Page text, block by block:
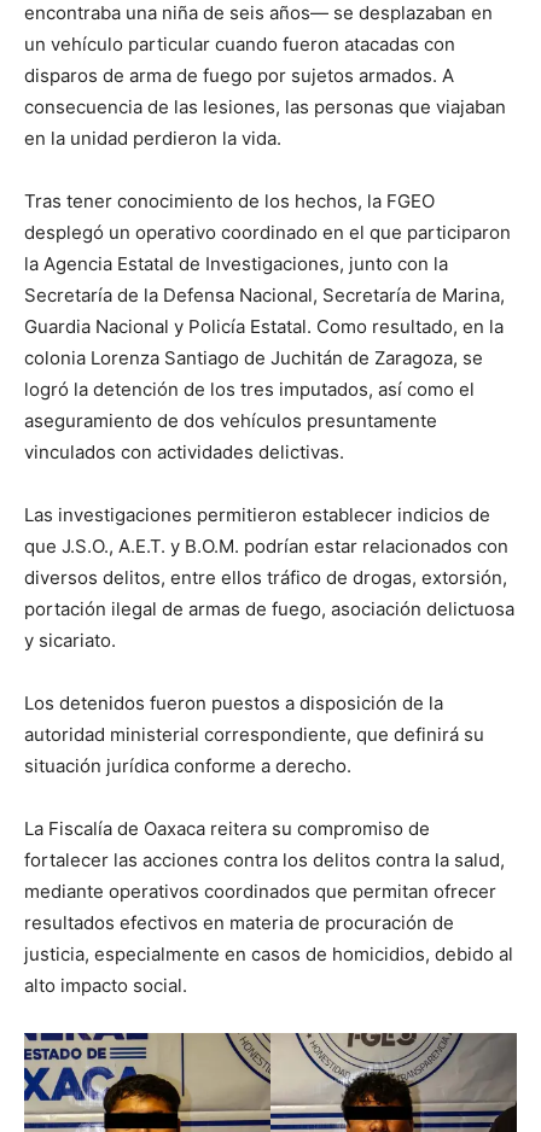
encontraba una niña de seis años— se desplazaban en
un vehículo particular cuando fueron atacadas con
disparos de arma de fuego por sujetos armados. A
consecuencia de las lesiones, las personas que viajaban
en la unidad perdieron la vida.
Tras tener conocimiento de los hechos, la FGEO
desplegó un operativo coordinado en el que participaron
la Agencia Estatal de Investigaciones, junto con la
Secretaría de la Defensa Nacional, Secretaría de Marina,
Guardia Nacional y Policía Estatal. Como resultado, en la
colonia Lorenza Santiago de Juchitán de Zaragoza, se
logró la detención de los tres imputados, así como el
aseguramiento de dos vehículos presuntamente
vinculados con actividades delictivas.
Las investigaciones permitieron establecer indicios de
que J.S.O., A.E.T. y B.O.M. podrían estar relacionados con
diversos delitos, entre ellos tráfico de drogas, extorsión,
portación ilegal de armas de fuego, asociación delictuosa
y sicariato.
Los detenidos fueron puestos a disposición de la
autoridad ministerial correspondiente, que definirá su
situación jurídica conforme a derecho.
La Fiscalía de Oaxaca reitera su compromiso de
fortalecer las acciones contra los delitos contra la salud,
mediante operativos coordinados que permitan ofrecer
resultados efectivos en materia de procuración de
justicia, especialmente en casos de homicidios, debido al
alto impacto social.